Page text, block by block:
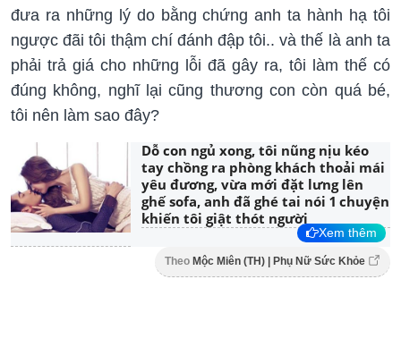
đưa ra những lý do bằng chứng anh ta hành hạ tôi
ngược đãi tôi thậm chí đánh đập tôi.. và thế là anh ta
phải trả giá cho những lỗi đã gây ra, tôi làm thế có
đúng không, nghĩ lại cũng thương con còn quá bé,
tôi nên làm sao đây?
Dỗ con ngủ xong, tôi nũng nịu kéo
tay chồng ra phòng khách thoải mái
yêu đương, vừa mới đặt lưng lên
ghế sofa, anh đã ghé tai nói 1 chuyện
khiến tôi giật thót người
Xem thêm
Theo Mộc Miên (TH) | Phụ Nữ Sức Khỏe